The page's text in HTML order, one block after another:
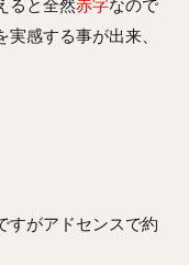
ると全然赤字なので
感する事が出来、
すがアドセンスで約